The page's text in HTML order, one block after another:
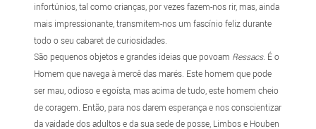
infortúnios, tal como crianças, por vezes fazem-nos rir, mas, ainda
mais impressionante, transmitem-nos um fascínio feliz durante
todo o seu cabaret de curiosidades.
São pequenos objetos e grandes ideias que povoam Ressacs. É o
Homem que navega à mercê das marés. Este homem que pode
ser mau, odioso e egoísta, mas acima de tudo, este homem cheio
de coragem. Então, para nos darem esperança e nos conscientizar
da vaidade dos adultos e da sua sede de posse, Limbos e Houben